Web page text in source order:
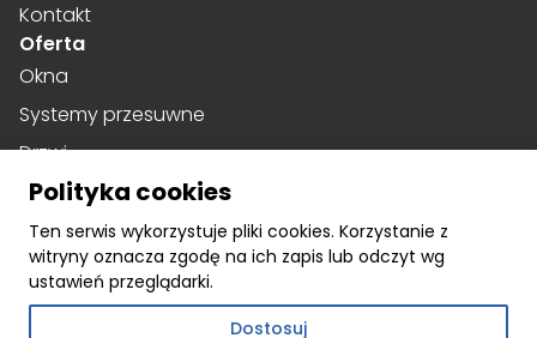
Polityka cookies
Ten serwis wykorzystuje pliki cookies. Korzystanie z
witryny oznacza zgodę na ich zapis lub odczyt wg
ustawień przeglądarki.
Dostosuj
Kontakt
Oferta
Okna
Systemy przesuwne
Drzwi
Drzwi harmonijkowe
Social media
Facebook
Instagram